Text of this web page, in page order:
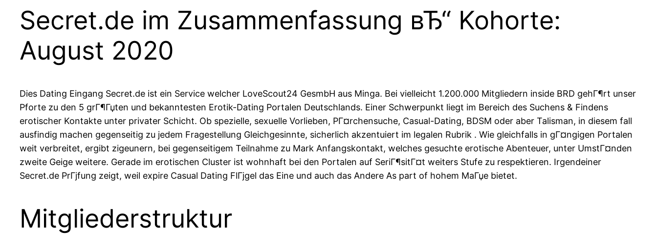
Secret.de im Zusammenfassung вЂ“ Kohorte:
August 2020
Dies Dating Eingang Secret.de ist ein Service welcher LoveScout24 GesmbH aus Minga. Bei vielleicht 1.200.000 Mitgliedern inside BRD gehГ¶rt unser
Pforte zu den 5 grГ¶Гџten und bekanntesten Erotik-Dating Portalen Deutschlands. Einer Schwerpunkt liegt im Bereich des Suchens & Findens
erotischer Kontakte unter privater Schicht. Ob spezielle, sexuelle Vorlieben, PГ¤rchensuche, Casual-Dating, BDSM oder aber Talisman, in diesem fall
ausfindig machen gegenseitig zu jedem Fragestellung Gleichgesinnte, sicherlich akzentuiert im legalen Rubrik . Wie gleichfalls in gГ¤ngigen Portalen
weit verbreitet, ergibt zigeunern, bei gegenseitigem Teilnahme zu Mark Anfangskontakt, welches gesuchte erotische Abenteuer, unter UmstГ¤nden
zweite Geige weitere. Gerade im erotischen Cluster ist wohnhaft bei den Portalen auf SeriГ¶sitГ¤t weiters Stufe zu respektieren. Irgendeiner
Secret.de PrГјfung zeigt, weil expire Casual Dating FlГјgel das Eine und auch das Andere As part of hohem MaГџe bietet.
Mitgliederstruktur